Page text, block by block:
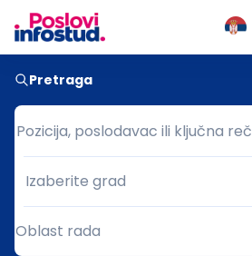
Pretraga
Pozicija, poslodavac ili ključna reč
Pozicija, poslodavac ili ključna reč
Grad
Izaberite grad
Oblast rada